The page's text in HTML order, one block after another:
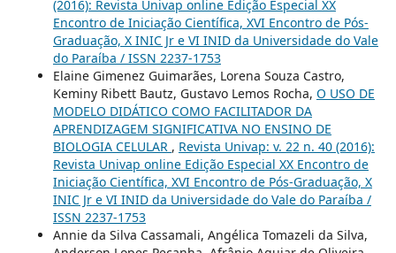
(2016): Revista Univap online Edição Especial XX
Encontro de Iniciação Científica, XVI Encontro de Pós-
Graduação, X INIC Jr e VI INID da Universidade do Vale
do Paraíba / ISSN 2237-1753
Elaine Gimenez Guimarães, Lorena Souza Castro,
Keminy Ribett Bautz, Gustavo Lemos Rocha, O USO DE
MODELO DIDÁTICO COMO FACILITADOR DA
APRENDIZAGEM SIGNIFICATIVA NO ENSINO DE
BIOLOGIA CELULAR , Revista Univap: v. 22 n. 40 (2016):
Revista Univap online Edição Especial XX Encontro de
Iniciação Científica, XVI Encontro de Pós-Graduação, X
INIC Jr e VI INID da Universidade do Vale do Paraíba /
ISSN 2237-1753
Annie da Silva Cassamali, Angélica Tomazeli da Silva,